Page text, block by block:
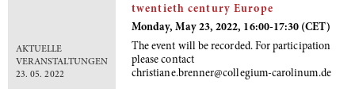
AKTUELLE
VERANSTALTUNGEN
23. 05. 2022
twentieth century Europe
Monday, May 23, 2022, 16:00-17:30 (CET)
The event will be recorded. For participation
please contact
christiane.brenner@collegium-carolinum.de